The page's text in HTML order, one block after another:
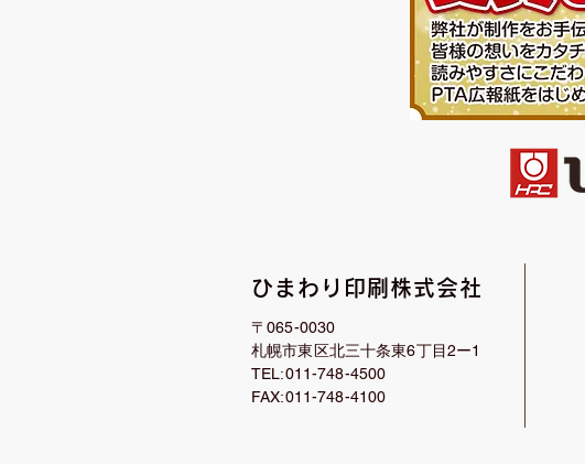
ひまわり印刷株式会社
〒065-0030
札幌市東区北三十条東6丁目2ー1
TEL:011-748-4500
FAX:011-748-4100